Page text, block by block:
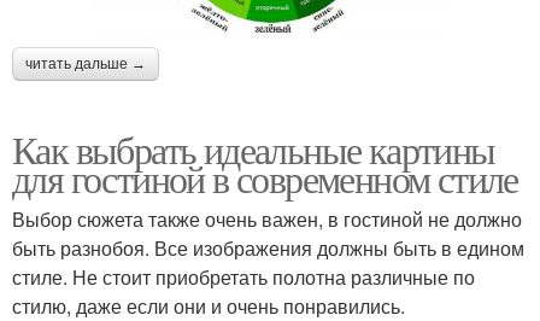
читать дальше →
Как выбрать идеальные картины
для гостиной в современном стиле
Выбор сюжета также очень важен, в гостиной не должно
быть разнобоя. Все изображения должны быть в едином
стиле. Не стоит приобретать полотна различные по
стилю, даже если они и очень понравились.